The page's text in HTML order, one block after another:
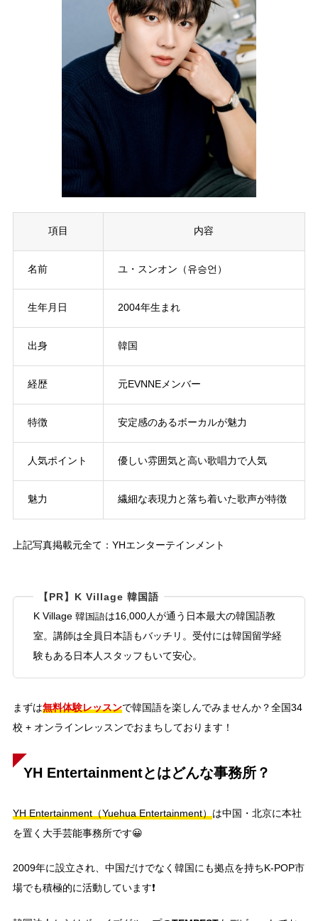
項目 内容
名前 ユ・スンオン（유승언）
生年月日 2004年生まれ
出身 韓国
経歴 元EVNNEメンバー
特徴 安定感のあるボーカルが魅力
人気ポイント 優しい雰囲気と高い歌唱力で人気
魅力 繊細な表現力と落ち着いた歌声が特徴
上記写真掲載元全て：YHエンターテインメント
【PR】K Village 韓国語
K Village 韓国語は16,000人が通う日本最大の韓国語教
室。講師は全員日本語もバッチリ。受付には韓国留学経
験もある日本人スタッフもいて安心。
まずは無料体験レッスンで韓国語を楽しんでみませんか？全国34
校 + オンラインレッスンでおまちしております！
YH Entertainmentとはどんな事務所？
YH Entertainment（Yuehua Entertainment）は中国・北京に本社
を置く大手芸能事務所です😀
2009年に設立され、中国だけでなく韓国にも拠点を持ちK-POP市
場でも積極的に活動しています❗